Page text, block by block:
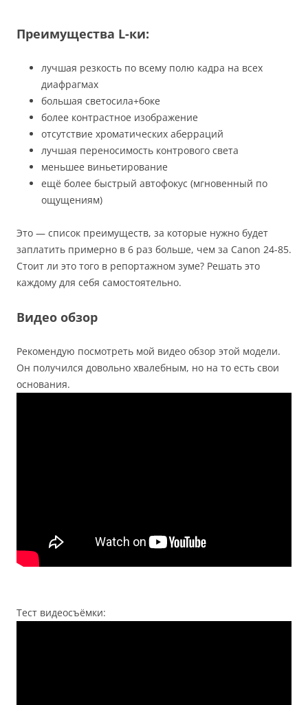
Преимущества L-ки:
лучшая резкость по всему полю кадра на всех
диафрагмах
большая светосила+боке
более контрастное изображение
отсутствие хроматических аберраций
лучшая переносимость контрового света
меньшее виньетирование
ещё более быстрый автофокус (мгновенный по
ощущениям)
Это — список преимуществ, за которые нужно будет
заплатить примерно в 6 раз больше, чем за Canon 24-85.
Стоит ли это того в репортажном зуме? Решать это
каждому для себя самостоятельно.
Видео обзор
Рекомендую посмотреть мой видео обзор этой модели.
Он получился довольно хвалебным, но на то есть свои
основания.
Тест видеосъёмки: